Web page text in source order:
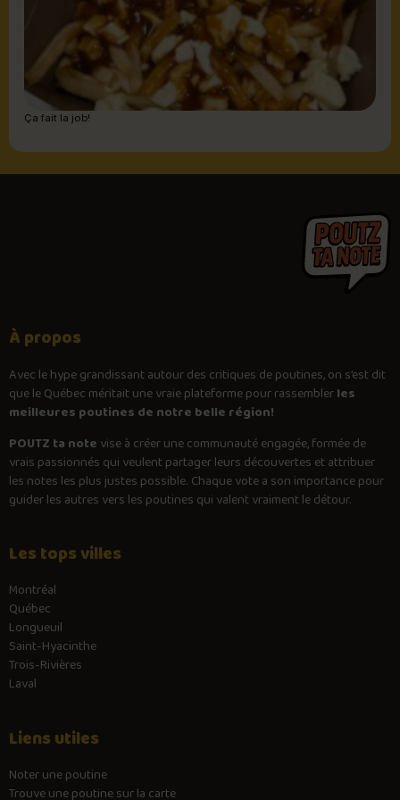
Ça fait la job!
À propos
Avec lehypegrandissant autour des critiques de poutines, on s’est dit
que le Québec méritait une vraie plateforme pour rassemblerles
meilleures poutines de notre belle région!
POUTZ ta note vise à créer une communauté engagée, formée de
vrais passionnés qui veulent partager leurs découvertes et attribuer
les notes les plus justes possible. Chaque vote a son importance pour
guider les autres vers les poutines qui valent vraiment le détour.
Les tops villes
Montréal
Québec
Longueuil
Saint-Hyacinthe
Trois-Rivières
Laval
Liens utiles
Noter une poutine
Trouve une poutine sur la carte